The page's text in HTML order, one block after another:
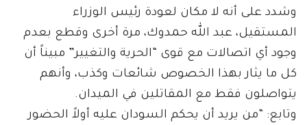
وشدد على أنه لا مكان لعودة رئيس الوزراء
المستقيل، عبد الله حمدوك، مرة أخرى وقطع بعدم
وجود أي اتصالات مع قوى “الحرية والتغيير” مبيناً أن
كل ما يثار بهذا الخصوص شائعات وكذب، وأنهم
يتواصلون فقط مع المقاتلين في الميدان.
وتابع: “من يريد أن يحكم السودان عليه أولاً الحضور